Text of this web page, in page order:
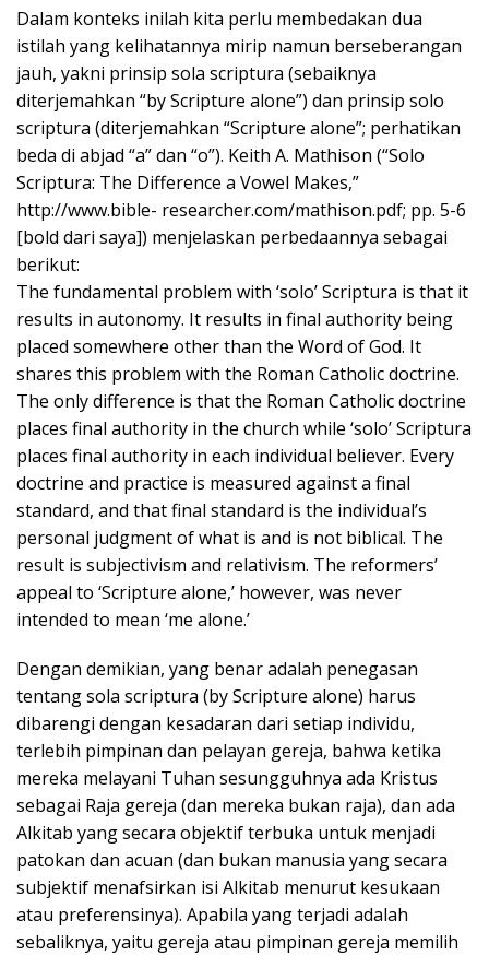
Dalam konteks inilah kita perlu membedakan dua
istilah yang kelihatannya mirip namun berseberangan
jauh, yakni prinsip sola scriptura (sebaiknya
diterjemahkan “by Scripture alone”) dan prinsip solo
scriptura (diterjemahkan “Scripture alone”; perhatikan
beda di abjad “a” dan “o”). Keith A. Mathison (“Solo
Scriptura: The Difference a Vowel Makes,”
http://www.bible- researcher.com/mathison.pdf; pp. 5-6
[bold dari saya]) menjelaskan perbedaannya sebagai
berikut:
The fundamental problem with ‘solo’ Scriptura is that it
results in autonomy. It results in final authority being
placed somewhere other than the Word of God. It
shares this problem with the Roman Catholic doctrine.
The only difference is that the Roman Catholic doctrine
places final authority in the church while ‘solo’ Scriptura
places final authority in each individual believer. Every
doctrine and practice is measured against a final
standard, and that final standard is the individual’s
personal judgment of what is and is not biblical. The
result is subjectivism and relativism. The reformers’
appeal to ‘Scripture alone,’ however, was never
intended to mean ‘me alone.’
Dengan demikian, yang benar adalah penegasan
tentang sola scriptura (by Scripture alone) harus
dibarengi dengan kesadaran dari setiap individu,
terlebih pimpinan dan pelayan gereja, bahwa ketika
mereka melayani Tuhan sesungguhnya ada Kristus
sebagai Raja gereja (dan mereka bukan raja), dan ada
Alkitab yang secara objektif terbuka untuk menjadi
patokan dan acuan (dan bukan manusia yang secara
subjektif menafsirkan isi Alkitab menurut kesukaan
atau preferensinya). Apabila yang terjadi adalah
sebaliknya, yaitu gereja atau pimpinan gereja memilih